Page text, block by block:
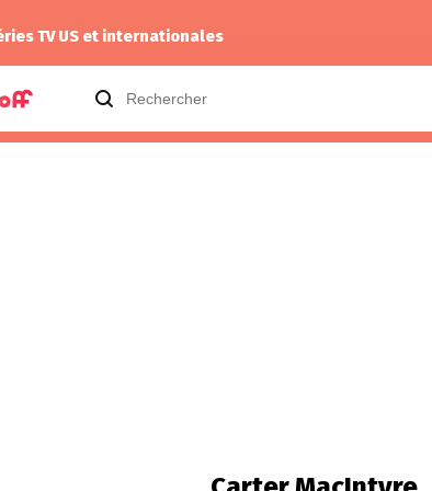
TV US et internationales
a noté14àThe Rookie (2018) 5.07